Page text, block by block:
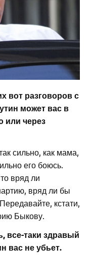
вот разговоров с
может вас в
или через
сильно, как мама,
его боюсь.
вряд ли
вряд ли бы
кстати,
Быкову.
все-таки здравый
вас не убьет.